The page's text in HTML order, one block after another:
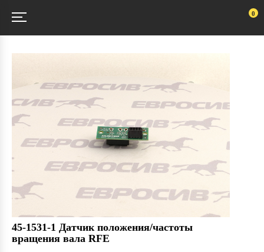
0
45-1531-1 Датчик положения/частоты
вращения вала RFE